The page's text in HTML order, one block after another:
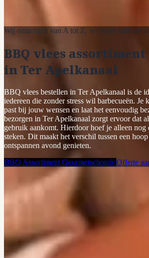
Wij ontzorgen van A tot Z, we doen zelfs de
BBQ vlees
in Ter Apelkanaal
BBQ vlees bestellen in Ter Apelkanaal is de
iedereen die zonder stress wil barbecueën. Je
past bij jouw wensen en laat het eenvoudig
bezorgen in Ter Apelkanaal zorgt ervoor dat
gebruik aankomt. Hierdoor hoef je alleen nog
steken. Dit maakt het verschil tussen een
ontspannen avond genieten.
BBQ Assortiment Gourmetschotels Offerte